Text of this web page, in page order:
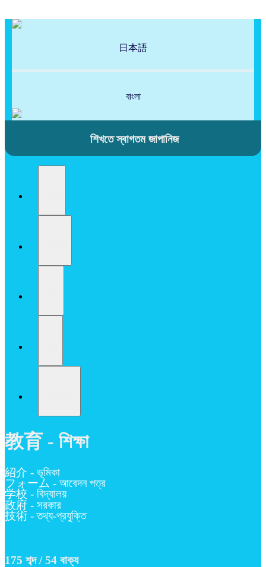
日本語
বাংলা
শিখতে স্বাগতম জাপানিজ
教育 - শিক্ষা
紹介 - ভূমিকা
フォーム - আবেদন পত্র
学校 - বিদ্যালয়
政府 - সরকার
技術 - তথ্য-প্রযুক্তি
175 শব্দ / 54 বাক্য